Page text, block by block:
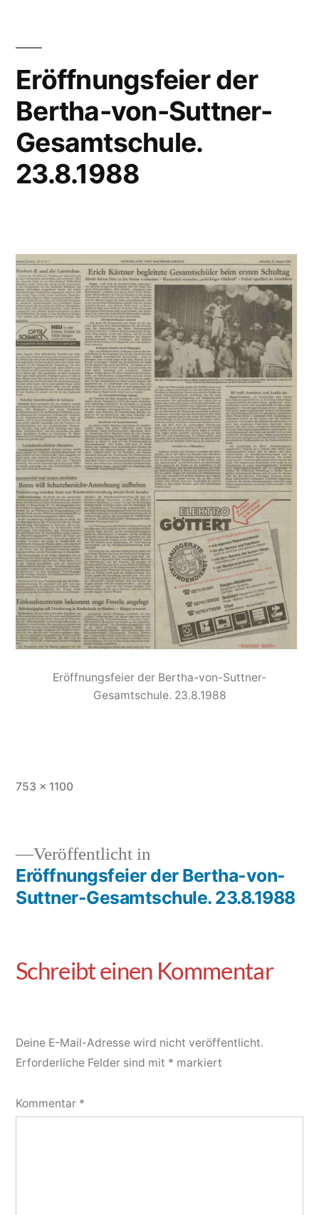
Eröffnungsfeier der
Bertha-von-Suttner-
Gesamtschule.
23.8.1988
Eröffnungsfeier der Bertha-von-Suttner-
Gesamtschule. 23.8.1988
753 × 1100
Veröffentlicht in
Eröffnungsfeier der Bertha-von-
Suttner-Gesamtschule. 23.8.1988
Deine E-Mail-Adresse wird nicht veröffentlicht.
Erforderliche Felder sind mit * markiert
Kommentar *